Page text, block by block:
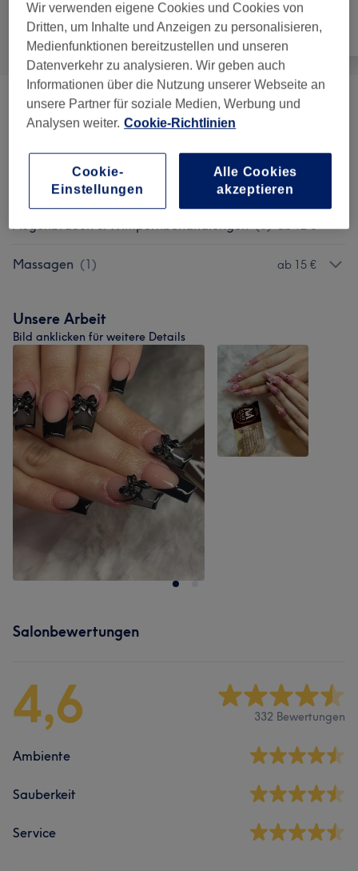
Alle Nägel Gesicht
Maniküre & Pediküre (4) ab 16 €
Wimpernverlängerungen ab 15 €
Augenbrauen & Wimpernbehandlungen (3)
Massagen (1) ab 15 €
Unsere Arbeit
Bild anklicken für weitere Details
Salonbewertungen
4,6 332 Bewertungen
Ambiente
Sauberkeit
Service
Wir verwenden eigene Cookies und Cookies von
Dritten, um Inhalte und Anzeigen zu personalisieren,
Medienfunktionen bereitzustellen und unseren
Datenverkehr zu analysieren. Wir geben auch
Informationen über die Nutzung unserer Webseite an
unsere Partner für soziale Medien, Werbung und
Analysen weiter. Cookie-Richtlinien
Cookie-
Einstellungen
Alle Cookies
akzeptieren